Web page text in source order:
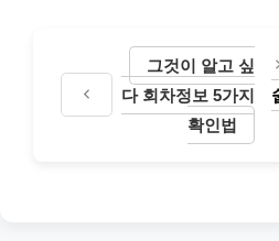
그것이 알고 싶
다 회차정보 5가지
확인법